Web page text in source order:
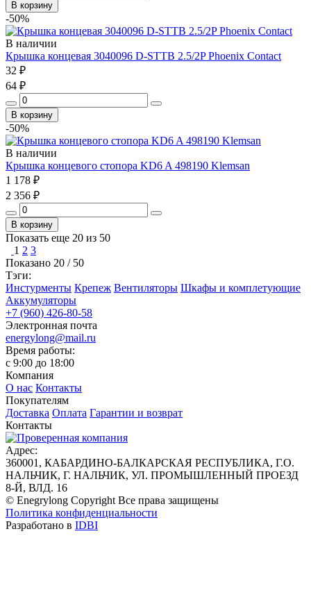
В корзину
-50%
В наличии
Крышка концевая 3040096 D-STTB 2.5/2P Phoenix Contact
32 ₽
64 ₽
В корзину
-50%
В наличии
Крышка концевого стопора KD6 A 498190 Klemsan
1 178 ₽
2 356 ₽
В корзину
Показать еще 20 из 50
1 2 3
Показано 20 / 50
Тэги:
Инстурменты Крепеж Вентиляторы Шкафы и комплетующие
Аккумуляторы
+7 (960) 426-80-58
Электронная почта
energylong@mail.ru
Время работы:
c 9:00 до 18:00
Компания
О нас Контакты
Покупателям
Доставка Оплата Гарантии и возврат
Контакты
Адрес:
360001, КАБАРДИНО-БАЛКАРСКАЯ РЕСПУБЛИКА, Г.О.
НАЛЬЧИК, Г. НАЛЬЧИК, УЛ. ПРОМЫШЛЕННЫЙ ПРОЕЗД
8-Й, ВЛД. 16
© Enegrylong Copyright Все права защищены
Политика конфиденциальности
Разработано в IDBI